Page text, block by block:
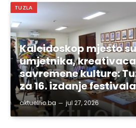
TUZLA
Kaleidoskop mjesto
umjetnika,
savremene kulture:
za 16. izdanje festivala
aktuelno.ba jul 27, 2026